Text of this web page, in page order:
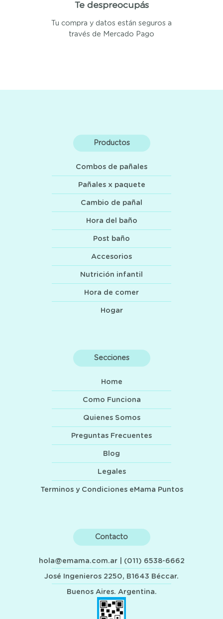
Te despreocupás
Tu compra y datos están seguros a
través de Mercado Pago
Productos
Combos de pañales
Pañales x paquete
Cambio de pañal
Hora del baño
Post baño
Accesorios
Nutrición infantil
Hora de comer
Hogar
Secciones
Home
Como Funciona
Quienes Somos
Preguntas Frecuentes
Blog
Legales
Terminos y Condiciones eMama Puntos
Contacto
hola@emama.com.ar| (011) 6538-6662
José Ingenieros 2250, B1643 Béccar.
Buenos Aires. Argentina.